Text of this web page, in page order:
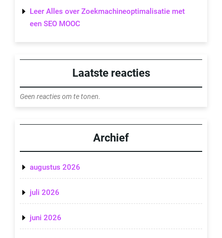
Leer Alles over Zoekmachineoptimalisatie met
een SEO MOOC
Laatste reacties
Geen reacties om te tonen.
Archief
augustus 2026
juli 2026
juni 2026